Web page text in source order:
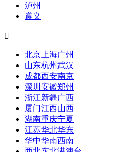
泸州
遵义

北京 上海广州
山东杭州武汉
成都西安南京
深圳 安徽郑州
浙江新疆广西
厦门江西山西
湖南重庆宁夏
江苏华北华东
华中华南西南